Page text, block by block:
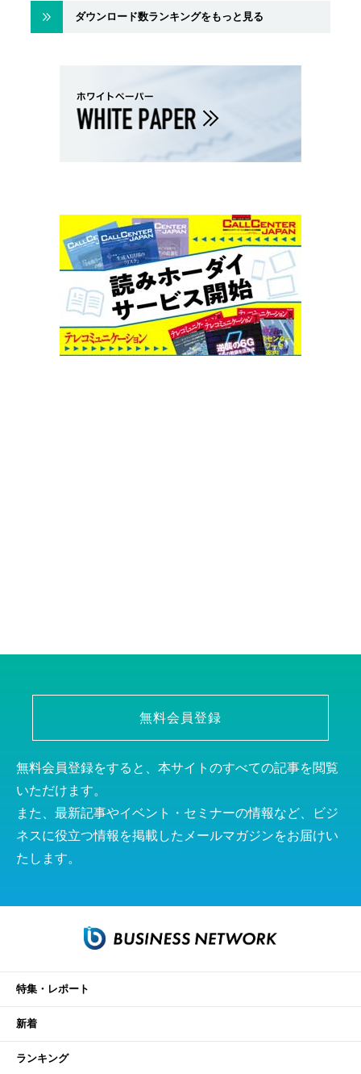
ダウンロード数ランキングをもっと見る
無料会員登録
無料会員登録をすると、本サイトのすべての記事を閲覧
いただけます。
また、最新記事やイベント・セミナーの情報など、ビジ
ネスに役立つ情報を掲載したメールマガジンをお届けい
たします。
特集・レポート
新着
ランキング